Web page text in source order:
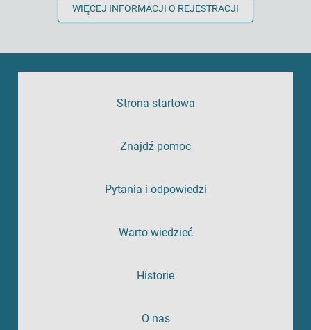
WIĘCEJ INFORMACJI O REJESTRACJI
Strona startowa
Znajdź pomoc
Pytania i odpowiedzi
Warto wiedzieć
Historie
O nas